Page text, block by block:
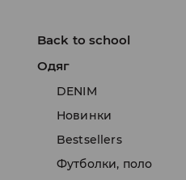
Back to school
Одяг
DENIM
Новинки
Bestsellers
Футболки, поло